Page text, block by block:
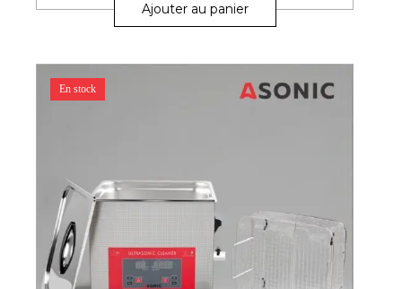
Ajouter au panier
En stock